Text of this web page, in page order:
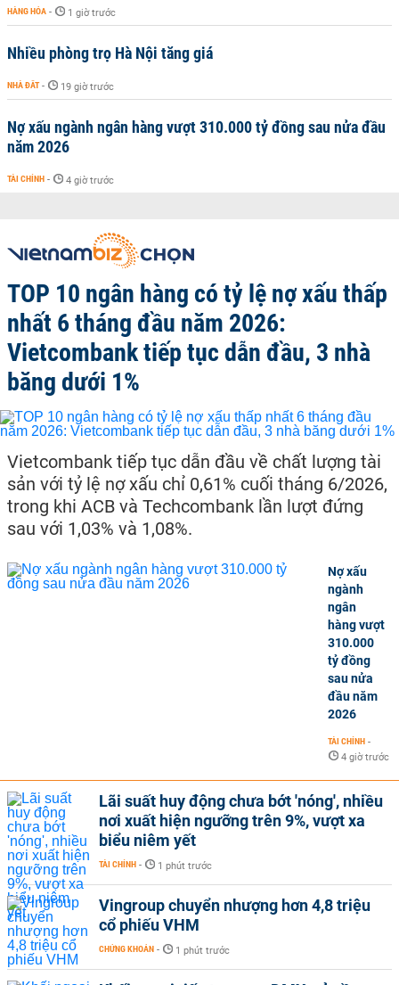
HÀNG HÓA - 1 giờ trước
Nhiều phòng trọ Hà Nội tăng giá
NHÀ ĐẤT - 19 giờ trước
Nợ xấu ngành ngân hàng vượt 310.000 tỷ đồng sau nửa đầu
năm 2026
TÀI CHÍNH - 4 giờ trước
TOP 10 ngân hàng có tỷ lệ nợ xấu thấp
nhất 6 tháng đầu năm 2026:
Vietcombank tiếp tục dẫn đầu, 3 nhà
băng dưới 1%
Vietcombank tiếp tục dẫn đầu về chất lượng tài
sản với tỷ lệ nợ xấu chỉ 0,61% cuối tháng 6/2026,
trong khi ACB và Techcombank lần lượt đứng
sau với 1,03% và 1,08%.
Nợ xấu
ngành
ngân
hàng vượt
310.000
tỷ đồng
sau nửa
đầu năm
2026
TÀI CHÍNH -
4 giờ trước
Lãi suất huy động chưa bớt 'nóng', nhiều
nơi xuất hiện ngưỡng trên 9%, vượt xa
biểu niêm yết
TÀI CHÍNH - 1 phút trước
Vingroup chuyển nhượng hơn 4,8 triệu
cổ phiếu VHM
CHỨNG KHOÁN - 1 phút trước